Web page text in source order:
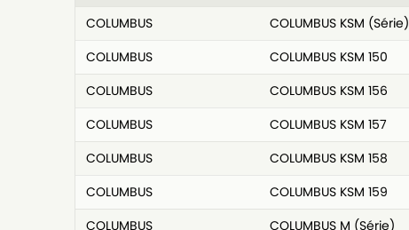
COLUMBUS
COLUMBUS KSM (Série)
COLUMBUS
COLUMBUS KSM 150
COLUMBUS
COLUMBUS KSM 156
COLUMBUS
COLUMBUS KSM 157
COLUMBUS
COLUMBUS KSM 158
COLUMBUS
COLUMBUS KSM 159
COLUMBUS
COLUMBUS M (Série)